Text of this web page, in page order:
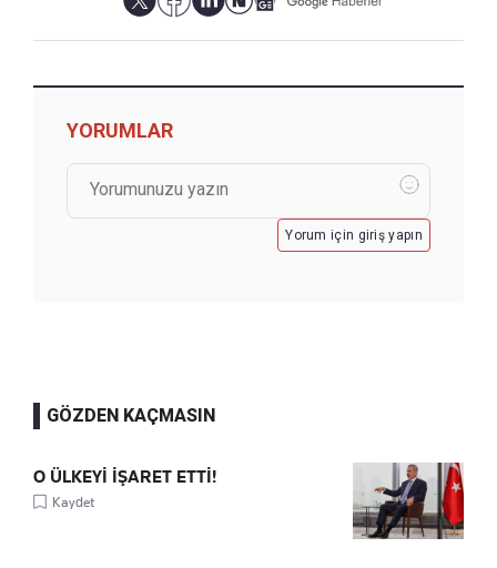
YORUMLAR
Yorum için giriş yapın
GÖZDEN KAÇMASIN
O ÜLKEYİ İŞARET ETTİ!
Kaydet